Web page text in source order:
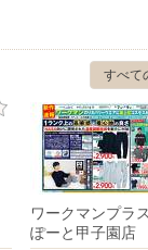
すべて
ワークマンプラ
ぽーと甲子園店